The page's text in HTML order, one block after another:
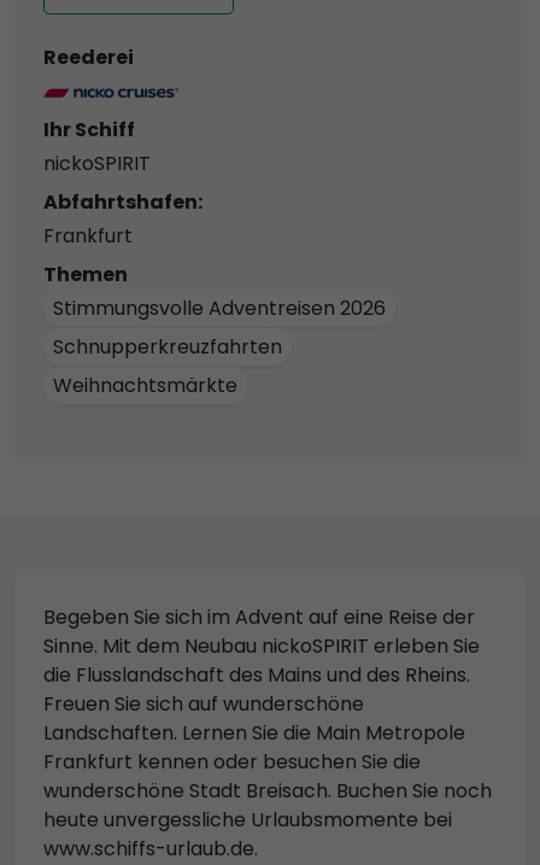
Reederei
Ihr Schiff
nickoSPIRIT
Abfahrtshafen:
Frankfurt
Themen
Stimmungsvolle Adventreisen 2026
Schnupperkreuzfahrten
Weihnachtsmärkte
Begeben Sie sich im Advent auf eine Reise der
Sinne. Mit dem Neubau nickoSPIRIT erleben Sie
die Flusslandschaft des Mains und des Rheins.
Freuen Sie sich auf wunderschöne
Landschaften. Lernen Sie die Main Metropole
Frankfurt kennen oder besuchen Sie die
wunderschöne Stadt Breisach. Buchen Sie noch
heute unvergessliche Urlaubsmomente bei
www.schiffs-urlaub.de.